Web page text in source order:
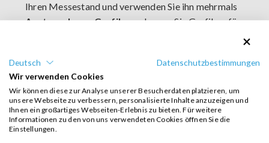
Ihren Messestand und verwenden Sie ihn mehrmals
Austausch von Grafiken –Lassen Sie Grafiken für
Ihren Stand von uns neu ausdrucken und gestalten Sie
Garantie –
im Falle einer Beschädigung eines Teils
bieten wir einen Reparatur- und Ersatzteilservice an
Keine Lagerprobleme –wir lagern Ihr Standmaterial
vor und nach der Messe ein
Messestand-Konfigurator –
Deutsch
Datenschutzbestimmungen
Wir verwenden Cookies
Wir können diese zur Analyse unserer Besucherdaten platzieren, um
unsere Webseite zu verbessern, personalisierte Inhalte anzuzeigen und
Ihnen ein großartiges Webseiten-Erlebnis zu bieten. Für weitere
Informationen zu den von uns verwendeten Cookies öffnen Sie die
Einstellungen.